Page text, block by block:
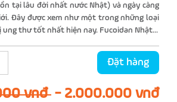
tại lâu đời nhất nước Nhật) và ngày càng
Đây được xem như một trong những loại
thư tốt nhất hiện nay. Fucoidan Nhật...
Đặt hàng
vnđ - 2.000.000 vnđ